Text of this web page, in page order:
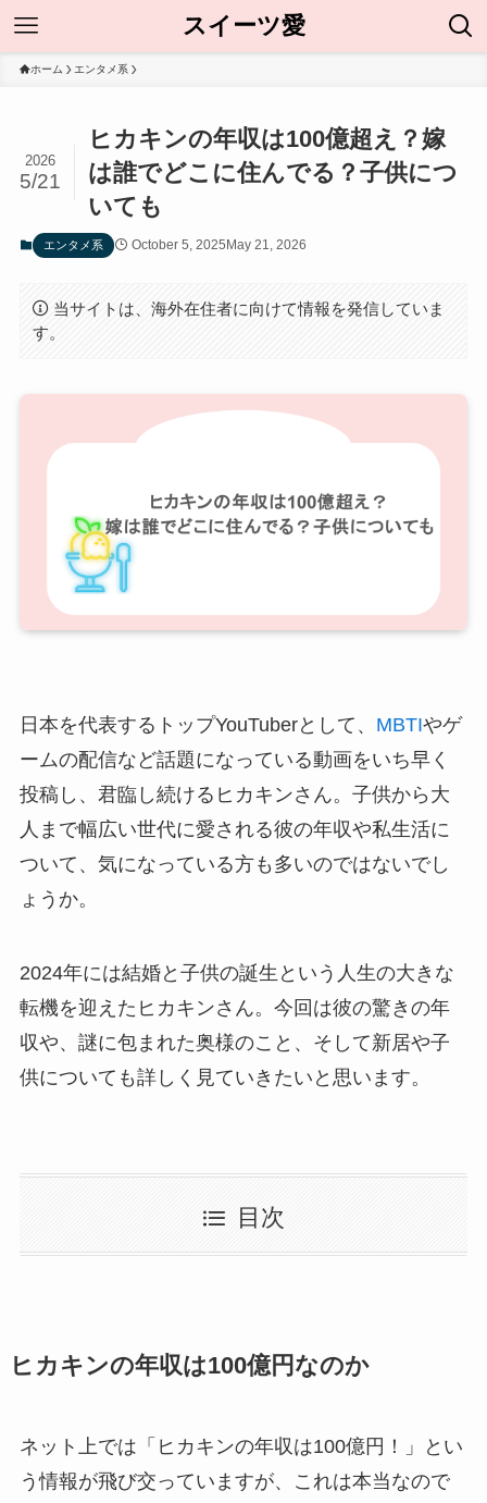
スイーツ愛
ホーム エンタメ系
ヒカキンの年収は100億超え？嫁
は誰でどこに住んでる？子供につ
いても
2026
5/21
エンタメ系 October 5, 2025 May 21, 2026
当サイトは、海外在住者に向けて情報を発信していま
す。
日本を代表するトップYouTuberとして、 MBTIやゲ
ームの配信など話題になっている動画をいち早く
投稿し、君臨し続けるヒカキンさん。子供から大
人まで幅広い世代に愛される彼の年収や私生活に
ついて、気になっている方も多いのではないでし
ょうか。
2024年には結婚と子供の誕生という人生の大きな
転機を迎えたヒカキンさん。今回は彼の驚きの年
収や、謎に包まれた奥様のこと、そして新居や子
供についても詳しく見ていきたいと思います。
目次
ヒカキンの年収は100億円なのか
ネット上では「ヒカキンの年収は100億円！」とい
う情報が飛び交っていますが、これは本当なので